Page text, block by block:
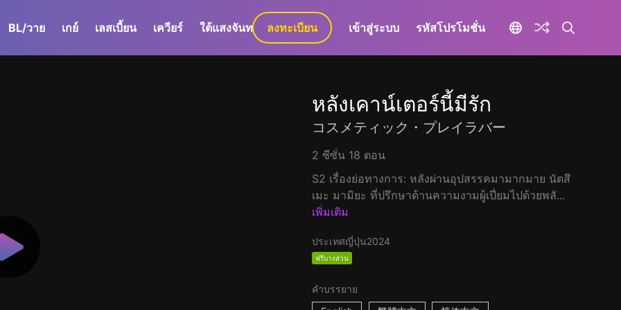
BL/วาย เกย์ เลสเบี้ยน เควียร์ ใต้แสงจันทร์ GaLa+
ลงทะเบียน เข้าสู่ระบบ รหัสโปรโมชั่น
หลังเคาน์เตอร์นี้มีรัก
コスメティック・プレイラバー
2 ซีซั่น 18 ตอน
S2 เรื่องย่อทางการ: หลังผ่านอุปสรรคมามากมาย นัตสึ
เมะ มามิยะ ที่ปรึกษาด้านความงามผู้เปี่ยมไปด้วยพลั...
เพิ่มเติม
ประเทศญี่ปุ่น2024
ฟรีบางส่วน
คำบรรยาย